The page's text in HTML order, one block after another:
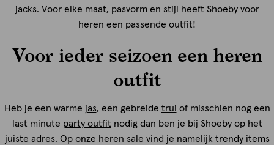
jacks. Voor elke maat, pasvorm en stijl heeft Shoeby voor
heren een passende outfit!
Voor ieder seizoen een heren
outfit
Heb je een warme jas, een gebreide trui of misschien nog een
last minute party outfit nodig dan ben je bij Shoeby op het
juiste adres. Op onze heren sale vind je namelijk trendy items